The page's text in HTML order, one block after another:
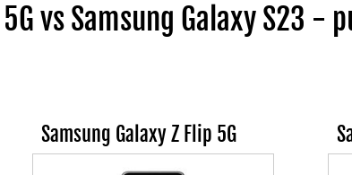
vs Samsung Galaxy S23 -
Samsung Galaxy Z Flip 5G